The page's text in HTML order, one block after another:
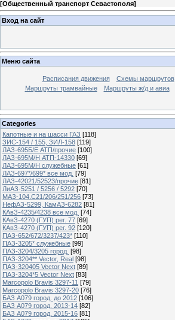
[Общественный транспорт Севастополя]
Вход на сайт
Меню сайта
Расписания движения Схемы маршрутов
Маршруты трамвайные
Маршруты ж/д и авиа
Categories
Капотные и на шасси ГАЗ [118]
ЗИС-154 / 155, ЗИЛ-158 [119]
ЛАЗ-695Б/Е АТП/прочие [100]
ЛАЗ-695М/Н АТП-14330 [69]
ЛАЗ-695М/Н служебные [61]
ЛАЗ-697*/699* все мод. [79]
ЛАЗ-42021/52523/прочие [81]
ЛиАЗ-5251 / 5256 / 5292 [70]
МАЗ-104.C21/206/251/256 [73]
НефАЗ-5299, КамАЗ-6282 [81]
КАвЗ-4235/4238 все мод. [74]
КАвЗ-4270 (ГУП) рег. 77 [69]
КАвЗ-4270 (ГУП) рег. 92 [120]
ПАЗ-652/672/3237/423* [110]
ПАЗ-3205* служебные [99]
ПАЗ-3204/3205 город. [98]
ПАЗ-3204** Vector, Real [98]
ПАЗ-320405 Vector Next [89]
ПАЗ-3204*5 Vector Next [83]
Marcopolo Bravis 3297-11 [79]
Marcopolo Bravis 3297-20 [76]
БАЗ А079 город. до 2012 [106]
БАЗ А079 город. 2013-14 [82]
БАЗ А079 город. 2015-16 [81]